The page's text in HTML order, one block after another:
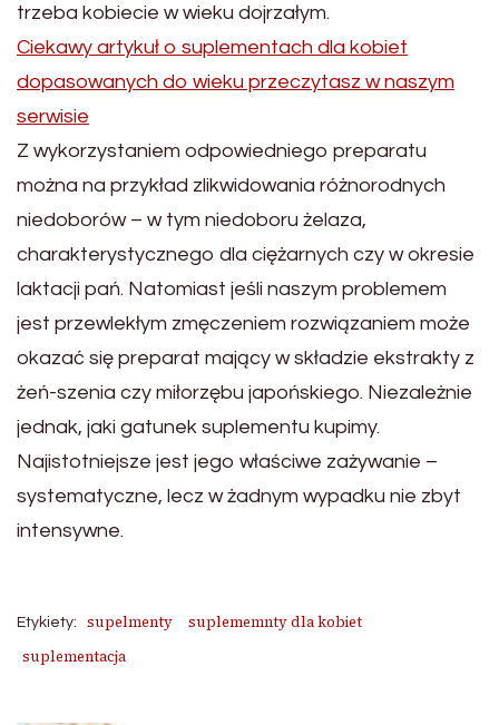
trzeba kobiecie w wieku dojrzałym.
Ciekawy artykuł o suplementach dla kobiet
dopasowanych do wieku przeczytasz w naszym
serwisie
Z wykorzystaniem odpowiedniego preparatu
można na przykład zlikwidowania różnorodnych
niedoborów – w tym niedoboru żelaza,
charakterystycznego dla ciężarnych czy w okresie
laktacji pań. Natomiast jeśli naszym problemem
jest przewlekłym zmęczeniem rozwiązaniem może
okazać się preparat mający w składzie ekstrakty z
żeń-szenia czy miłorzębu japońskiego. Niezależnie
jednak, jaki gatunek suplementu kupimy.
Najistotniejsze jest jego właściwe zażywanie –
systematyczne, lecz w żadnym wypadku nie zbyt
intensywne.
Etykiety: supelmenty
suplememnty dla kobiet
suplementacja